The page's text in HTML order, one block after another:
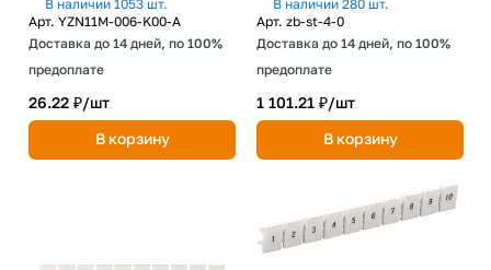
В наличии 1053 шт.
Арт. YZN11M-006-K00-A
Доставка до 14 дней, по 100%
предоплате
26.22 ₽/шт
В корзину
В наличии 280 шт.
Арт. zb-st-4-0
Доставка до 14 дней, по 100%
предоплате
1 101.21 ₽/шт
В корзину